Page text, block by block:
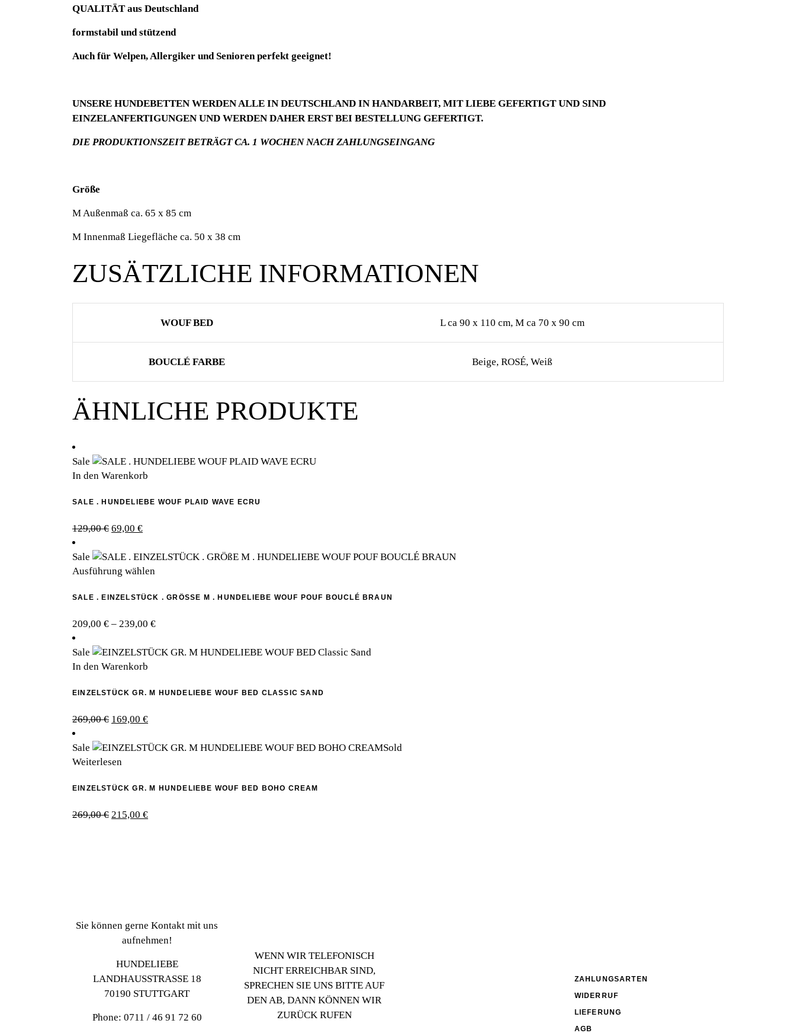
QUALITÄT aus Deutschland
formstabil und stützend
Auch für Welpen, Allergiker und Senioren perfekt geeignet!
UNSERE HUNDEBETTEN WERDEN ALLE IN DEUTSCHLAND IN HANDARBEIT, MIT LIEBE GEFERTIGT UND SIND
EINZELANFERTIGUNGEN UND WERDEN DAHER ERST BEI BESTELLUNG GEFERTIGT.
DIE PRODUKTIONSZEIT BETRÄGT CA. 1 WOCHEN NACH ZAHLUNGSEINGANG
Größe
M Außenmaß ca. 65 x 85 cm
M Innenmaß Liegefläche ca. 50 x 38 cm
ZUSÄTZLICHE INFORMATIONEN
WOUF BED L ca 90 x 110 cm, M ca 70 x 90 cm
BOUCLÉ FARBE Beige, ROSÉ, Weiß
ÄHNLICHE PRODUKTE
Sale
In den Warenkorb
SALE . HUNDELIEBE WOUF PLAID WAVE ECRU
129,00€ Ursprünglicher
war:
129,00 €
69,00 €Aktueller
ist:
69,00 €.
Sale
Ausführung wählen
weist
Varianten
Die
auf
SALE . EINZELSTÜCK . GRÖSSE M . HUNDELIEBE WOUF POUF BOUCLÉ BRAUN
209,00 € – 239,00 €Preisspanne:
bis
Sale
In den Warenkorb
EINZELSTÜCK GR. M HUNDELIEBE WOUF BED CLASSIC SAND
269,00€ Ursprünglicher
war:
269,00 €
169,00 €Aktueller
ist:
Sale
Sold
Weiterlesen
EINZELSTÜCK GR. M HUNDELIEBE WOUF BED BOHO CREAM
269,00€ Ursprünglicher
215,00 €Aktueller
Sie können gerne Kontakt mit uns
aufnehmen!
HUNDELIEBE
LANDHAUSSTRASSE 18
70190 STUTTGART
Phone: 0711 / 46 91 72 60
WENN WIR TELEFONISCH
NICHT ERREICHBAR SIND,
SPRECHEN SIE UNS BITTE AUF
DEN AB, DANN KÖNNEN WIR
ZURÜCK RUFEN
ZAHLUNGSARTEN
WIDERRUF
LIEFERUNG
AGB